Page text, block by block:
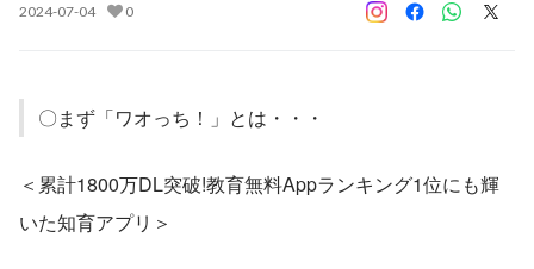
2024-07-04 0
〇まず「ワオっち！」とは・・・
＜累計1800万DL突破!教育無料Appランキング1位にも輝
いた知育アプリ＞